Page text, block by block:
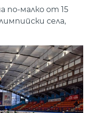
по-малко от 15
села,